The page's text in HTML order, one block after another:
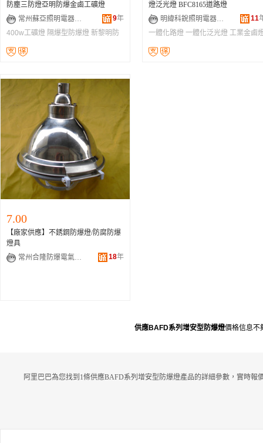
防塵三防燈亞明防爆金鹵工礦燈
常州蘇亞照明電器有限公司
9年
400w工礦燈 隔爆型防爆燈 新黎明防
燈泛光燈 BFC8165道路燈
明緯科銳照明電器(常州)有限公司
11
一體化路燈 一體化泛光燈 工業金鹵
7.00
【廠家供應】不銹鋼防爆燈/防腐防爆
燈具
常州合隆防爆電氣工程有限公司
18年
供應BAFD系列增安型防爆燈價格信息不
阿里巴巴為您找到1條供應BAFD系列增安型防爆燈產品的詳細參數，實時報